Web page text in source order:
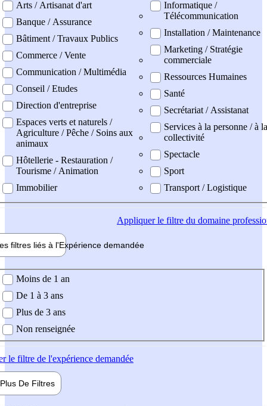
Arts / Artisanat d'art
Banque / Assurance
Bâtiment / Travaux Publics
Commerce / Vente
Communication / Multimédia
Conseil / Etudes
Direction d'entreprise
Espaces verts et naturels /
Agriculture / Pêche / Soins aux
animaux
Hôtellerie - Restauration /
Tourisme / Animation
Immobilier
Informatique /
Télécommunication
Installation / Maintenance
Marketing / Stratégie
commerciale
Ressources Humaines
Santé
Secrétariat / Assistanat
Services à la personne / à la
collectivité
Spectacle
Sport
Transport / Logistique
Appliquerle filtre du domaine
filtres liés à l'Expérience demandée
demandée
Moins de 1 an
De 1 à 3 ans
Plus de 3 ans
Non renseignée
le filtre de l'expérience demandée
Plus De Filtres